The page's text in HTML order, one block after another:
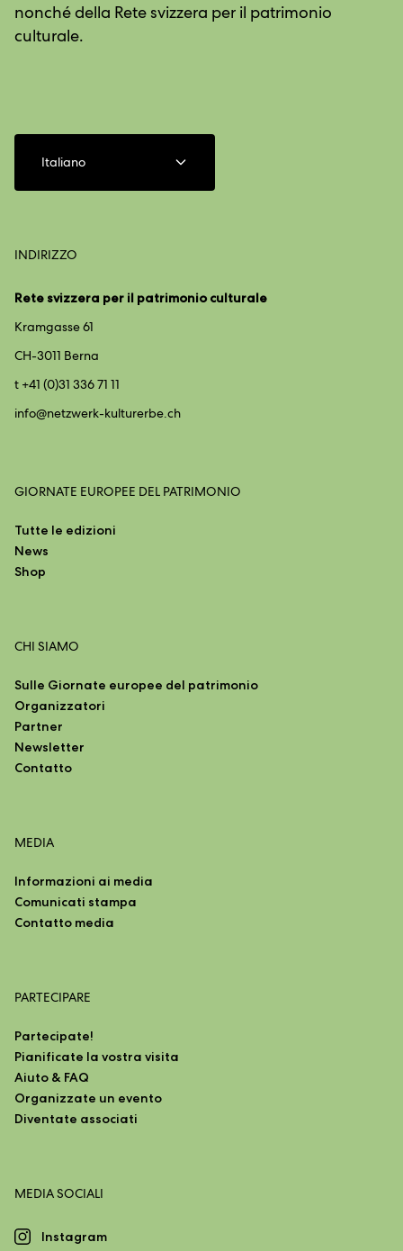
nonché della Rete svizzera per il patrimonio
culturale.
Italiano
INDIRIZZO
Rete svizzera per il patrimonio culturale
Kramgasse 61
CH-3011 Berna
t +41 (0)31 336 71 11
info@netzwerk-kulturerbe.ch
GIORNATE EUROPEE DEL PATRIMONIO
Tutte le edizioni
News
Shop
CHI SIAMO
Sulle Giornate europee del patrimonio
Organizzatori
Partner
Newsletter
Contatto
MEDIA
Informazioni ai media
Comunicati stampa
Contatto media
PARTECIPARE
Partecipate!
Pianificate la vostra visita
Aiuto & FAQ
Organizzate un evento
Diventate associati
MEDIA SOCIALI
Instagram